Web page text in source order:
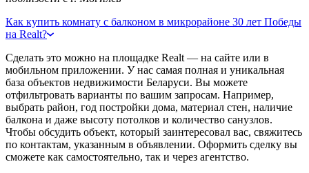
Как купить комнату с балконом в микрорайоне 30 лет Победы
на Realt?
Сделать это можно на площадке Realt — на сайте или в
мобильном приложении. У нас самая полная и уникальная
база объектов недвижимости Беларуси. Вы можете
отфильтровать варианты по вашим запросам. Например,
выбрать район, год постройки дома, материал стен, наличие
балкона и даже высоту потолков и количество санузлов.
Чтобы обсудить объект, который заинтересовал вас, свяжитесь
по контактам, указанным в объявлении. Оформить сделку вы
сможете как самостоятельно, так и через агентство.